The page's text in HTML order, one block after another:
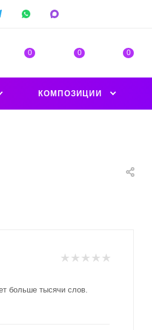
0 0 0
КОМПОЗИЦИИ
больше тысячи слов.